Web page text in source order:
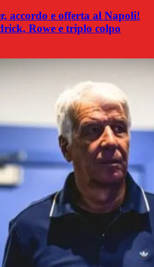
accordo e offerta al Napoli!
Rowe e triplo colpo